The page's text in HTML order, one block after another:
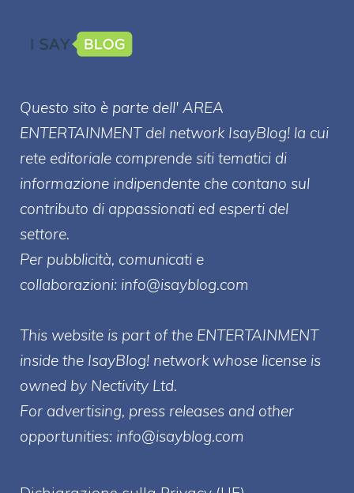
Questo sito è parte dell' AREA
ENTERTAINMENT del network IsayBlog! la cui
rete editoriale comprende siti tematici di
informazione indipendente che contano sul
contributo di appassionati ed esperti del
settore.
Per pubblicità, comunicati e
collaborazioni: info@isayblog.com
This website is part of the ENTERTAINMENT
inside the IsayBlog! network whose license is
owned by Nectivity Ltd.
For advertising, press releases and other
opportunities: info@isayblog.com